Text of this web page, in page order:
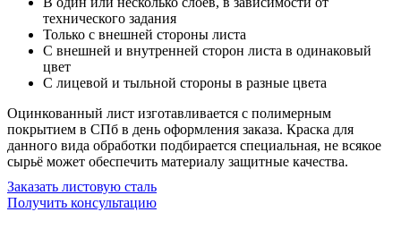
технического задания
Только с внешней стороны листа
С внешней и внутренней сторон листа в одинаковый
цвет
С лицевой и тыльной стороны в разные цвета
Оцинкованный лист изготавливается с полимерным
покрытием в СПб в день оформления заказа. Краска для
данного вида обработки подбирается специальная, не всякое
сырьё может обеспечить материалу защитные качества.
Заказать листовую сталь
Получить консультацию